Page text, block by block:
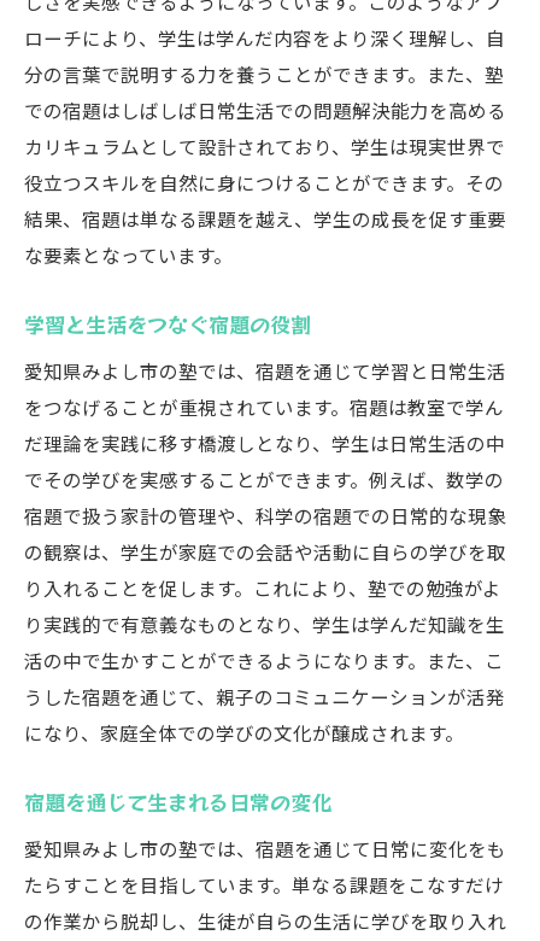
ローチにより、学生は学んだ内容をより深く理解し、自
分の言葉で説明する力を養うことができます。また、塾
での宿題はしばしば日常生活での問題解決能力を高める
カリキュラムとして設計されており、学生は現実世界で
役立つスキルを自然に身につけることができます。その
結果、宿題は単なる課題を越え、学生の成長を促す重要
な要素となっています。
学習と生活をつなぐ宿題の役割
愛知県みよし市の塾では、宿題を通じて学習と日常生活
をつなげることが重視されています。宿題は教室で学ん
だ理論を実践に移す橋渡しとなり、学生は日常生活の中
でその学びを実感することができます。例えば、数学の
宿題で扱う家計の管理や、科学の宿題での日常的な現象
の観察は、学生が家庭での会話や活動に自らの学びを取
り入れることを促します。これにより、塾での勉強がよ
り実践的で有意義なものとなり、学生は学んだ知識を生
活の中で生かすことができるようになります。また、こ
うした宿題を通じて、親子のコミュニケーションが活発
になり、家庭全体での学びの文化が醸成されます。
宿題を通じて生まれる日常の変化
愛知県みよし市の塾では、宿題を通じて日常に変化をも
たらすことを目指しています。単なる課題をこなすだけ
の作業から脱却し、生徒が自らの生活に学びを取り入れ